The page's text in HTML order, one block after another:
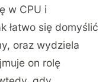
w CPU i
łatwo się domyślić
oraz wydziela
on rolę